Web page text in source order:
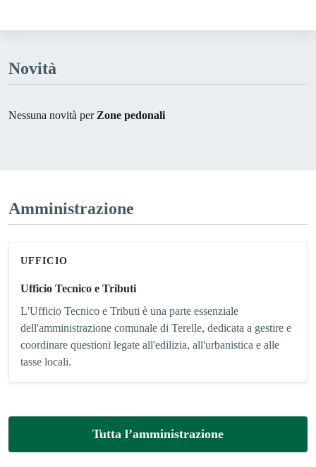
Novità
Nessuna novità per Zone pedonali
Amministrazione
UFFICIO
Ufficio Tecnico e Tributi
L'Ufficio Tecnico e Tributi è una parte essenziale
dell'amministrazione comunale di Terelle, dedicata a gestire e
coordinare questioni legate all'edilizia, all'urbanistica e alle
tasse locali.
Tutta l’amministrazione